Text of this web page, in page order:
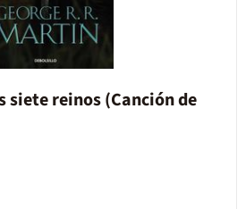
siete reinos (Canción de